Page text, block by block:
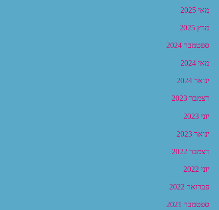
מאי 2025
מרץ 2025
ספטמבר 2024
מאי 2024
ינואר 2024
דצמבר 2023
יוני 2023
ינואר 2023
דצמבר 2022
יוני 2022
פברואר 2022
ספטמבר 2021